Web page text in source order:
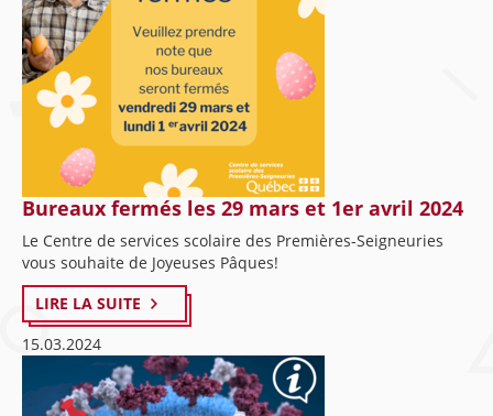
Bureaux fermés les 29 mars et 1er avril 2024
Le Centre de services scolaire des Premières-Seigneuries
vous souhaite de Joyeuses Pâques!
LIRE LA SUITE
15.03.2024